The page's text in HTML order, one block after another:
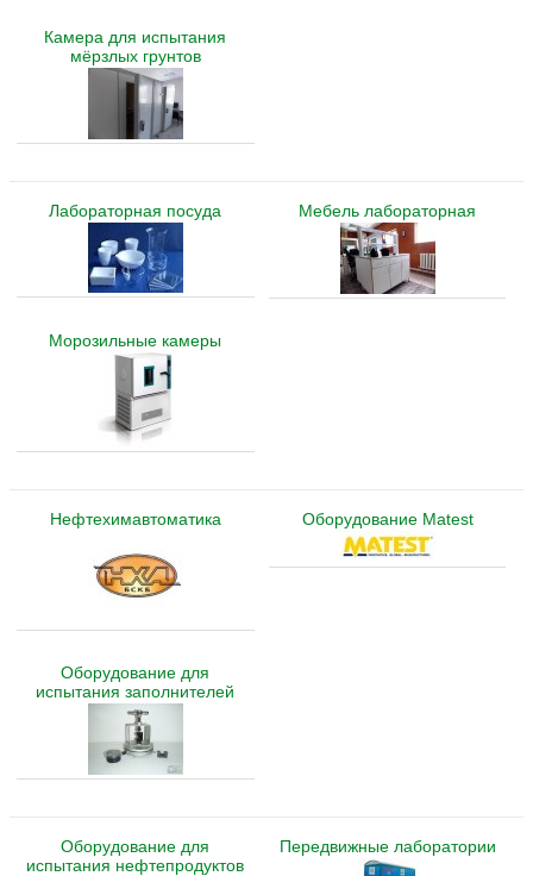
Камера для испытания
мёрзлых грунтов
Лабораторная посуда Мебель лабораторная
Морозильные камеры
Нефтехимавтоматика Оборудование Matest
Оборудование для
испытания заполнителей
Оборудование для
испытания нефтепродуктов
Передвижные лаборатории